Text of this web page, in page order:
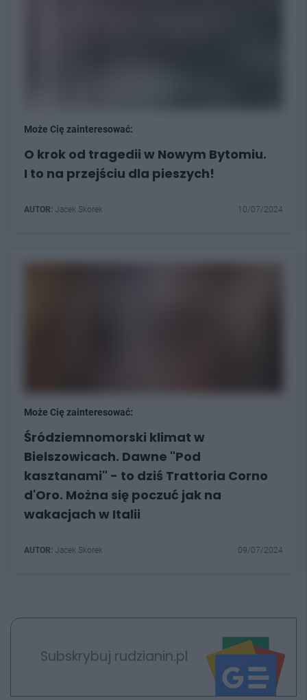
Może Cię zainteresować:
O krok od tragedii w Nowym Bytomiu.
I to na przejściu dla pieszych!
AUTOR: Jacek Skorek 10/07/2024
Może Cię zainteresować:
Śródziemnomorski klimat w
Bielszowicach. Dawne "Pod
kasztanami" - to dziś Trattoria Corno
d'Oro. Można się poczuć jak na
wakacjach w Italii
AUTOR: Jacek Skorek 09/07/2024
Subskrybuj rudzianin.pl